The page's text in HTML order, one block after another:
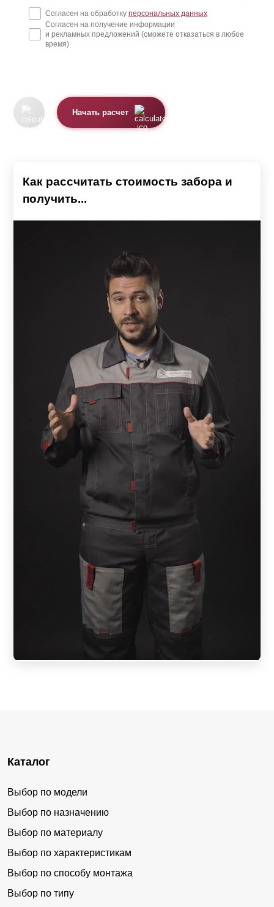
Согласен на обработку персональных данных
Согласен на получение информации
и рекламных предложений (сможете отказаться в любое
время)
Начать расчет
Как рассчитать стоимость забора и
получить...
Каталог
Выбор по модели
Выбор по назначению
Выбор по материалу
Выбор по характеристикам
Выбор по способу монтажа
Выбор по типу